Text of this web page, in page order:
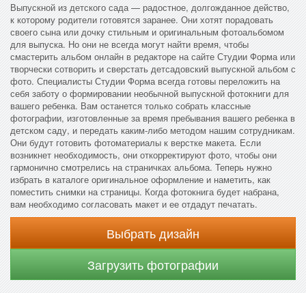
Выпускной из детского сада — радостное, долгожданное действо,
к которому родители готовятся заранее. Они хотят порадовать
своего сына или дочку стильным и оригинальным фотоальбомом
для выпуска. Но они не всегда могут найти время, чтобы
смастерить альбом онлайн в редакторе на сайте Студии Форма или
творчески сотворить и сверстать детсадовский выпускной альбом с
фото. Специалисты Студии Форма всегда готовы переложить на
себя заботу о формировании необычной выпускной фотокниги для
вашего ребенка. Вам останется только собрать классные
фотографии, изготовленные за время пребывания вашего ребенка в
детском саду, и передать каким-либо методом нашим сотрудникам.
Они будут готовить фотоматериалы к верстке макета. Если
возникнет необходимость, они откорректируют фото, чтобы они
гармонично смотрелись на страничках альбома. Теперь нужно
избрать в каталоге оригинальное оформление и наметить, как
поместить снимки на страницы. Когда фотокнига будет набрана,
вам необходимо согласовать макет и ее отдадут печатать.
Выбрать дизайн
Загрузить фотографии